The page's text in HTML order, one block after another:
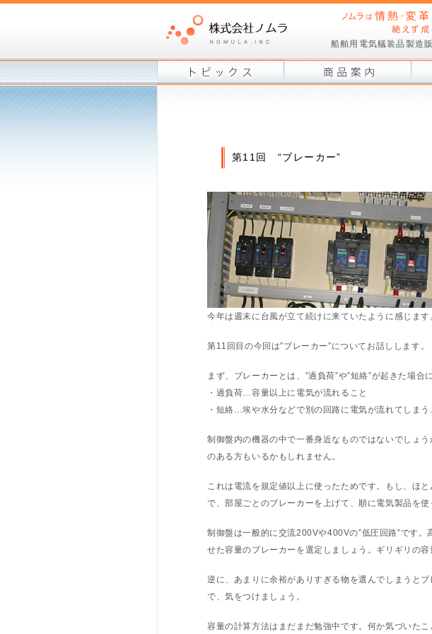
船舶用電気艤装品製造
第11回 “ブレーカー”
今年は週末に台風が立て続けに来ていたように感じま
第11回目の今回は”ブレーカー”についてお話しします。
まず、ブレーカーとは、”過負荷”や”短絡”が起きた場合
・過負荷…容量以上に電気が流れること
・短絡…埃や水分などで別の回路に電気が流れてしまう
制御盤内の機器の中で一番身近なものではないでしょ
のある方もいるかもしれません。
これは電流を規定値以上に使ったためです。もし、ほ
で、部屋ごとのブレーカーを上げて、順に電気製品を
制御盤は一般的に交流200Vや400Vの”低圧回路”です
せた容量のブレーカーを選定しましょう。ギリギリの
逆に、あまりに余裕がありすぎる物を選んでしまうと
で、気をつけましょう。
容量の計算方法はまだまだ勉強中です。何か気づいたこ